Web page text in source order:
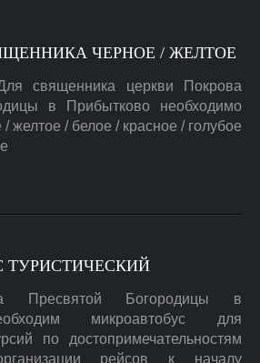
ТУРИСТИЧЕСКИЙ
Пресвятой Богородицы в
микроавтобус для
по достопримечательностям
рейсов к началу
ЧЕРНОЕ / ЖЕЛТОЕ
священника церкви Покрова
в Прибытково необходимо
желтое / белое / красное / голубое